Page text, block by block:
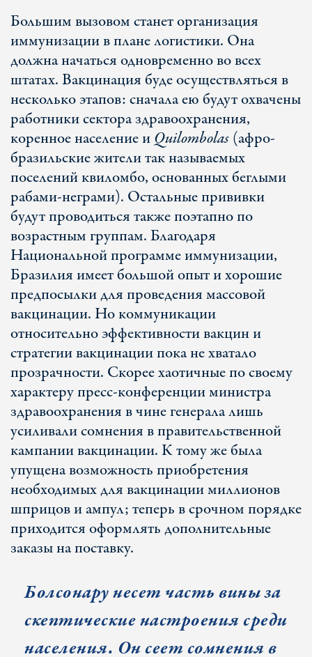
Большим вызовом станет организация
иммунизации в плане логистики. Она
должна начаться одновременно во всех
штатах. Вакцинация буде осуществляться в
несколько этапов: сначала ею будут охвачены
работники сектора здравоохранения,
коренное население иQuilombolas(афро-
бразильские жители так называемых
поселений квиломбо, основанных беглыми
рабами-неграми). Остальные прививки
будут проводиться также поэтапно по
возрастным группам. Благодаря
Национальной программе иммунизации,
Бразилия имеет большой опыт и хорошие
предпосылки для проведения массовой
вакцинации. Но коммуникации
относительно эффективности вакцин и
стратегии вакцинации пока не хватало
прозрачности. Скорее хаотичные по своему
характеру пресс-конференции министра
здравоохранения в чине генерала лишь
усиливали сомнения в правительственной
кампании вакцинации. К тому же была
упущена возможность приобретения
необходимых для вакцинации миллионов
шприцов и ампул; теперь в срочном порядке
приходится оформлять дополнительные
заказы на поставку.
Болсонару несет часть вины за
скептические настроения среди
населения. Он сеет сомнения в